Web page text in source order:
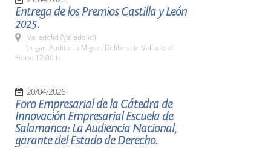
Entrega de los Premios Castilla y León
2025.
Valladolid (Valladolid)
Lugar: Auditorio Miguel Delibes de Valladolid
Hora: 12:00 h.
20/04/2026
Foro Empresarial de la Cátedra de
Innovación Empresarial Escuela de
Salamanca: La Audiencia Nacional,
garante del Estado de Derecho.